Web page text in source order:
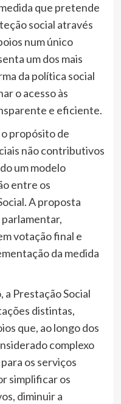
que pretende
social através
num único
um dos mais
da política social
o acesso às
e eficiente.
propósito de
não contributivos
um modelo
entre os
A proposta
votação final e
da medida
a Prestação Social
distintas,
que, ao longo dos
complexo
os serviços
simplificar os
diminuir a